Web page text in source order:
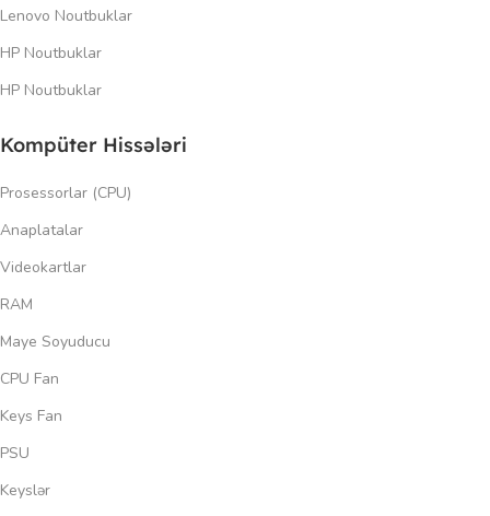
Lenovo Noutbuklar
HP Noutbuklar
HP Noutbuklar
Kompüter Hissələri
Prosessorlar (CPU)
Anaplatalar
Videokartlar
RAM
Maye Soyuducu
CPU Fan
Keys Fan
PSU
Keyslər